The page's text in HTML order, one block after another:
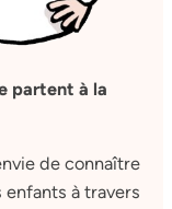
partent à la
de connaître
enfants à travers